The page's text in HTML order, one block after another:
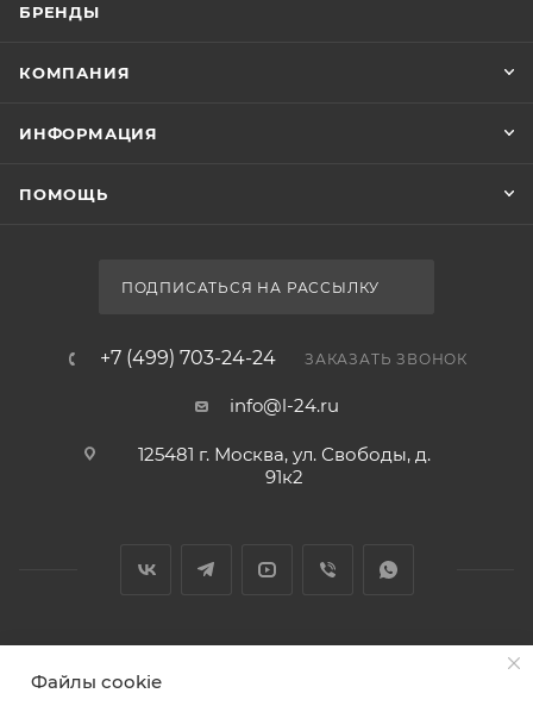
БРЕНДЫ
КОМПАНИЯ
ИНФОРМАЦИЯ
ПОМОЩЬ
ПОДПИСАТЬСЯ НА РАССЫЛКУ
+7 (499) 703-24-24 ЗАКАЗАТЬ ЗВОНОК
info@l-24.ru
125481 г. Москва, ул. Свободы, д.
91к2
Файлы cookie